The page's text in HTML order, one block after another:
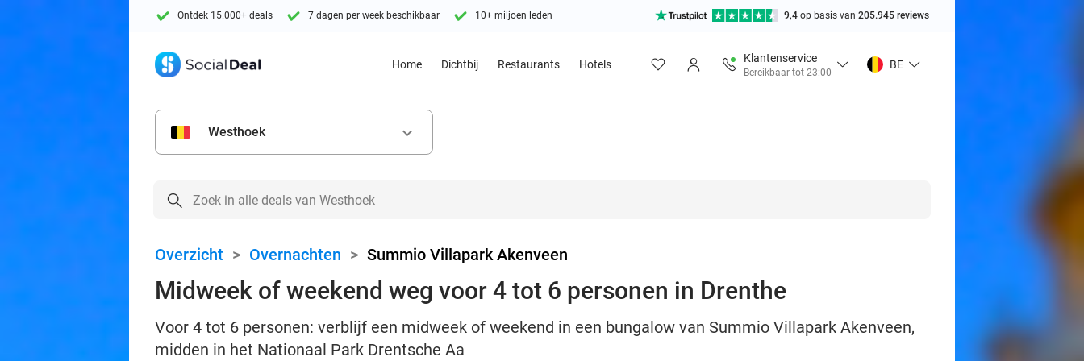
Ontdek 15.000+ deals 7 dagen per week beschikbaar 10+ miljoen leden 9,4 op basis van 205.945 reviews
Home Dichtbij Restaurants Hotels
Klantenservice
Bereikbaar tot 23:00
BE
Westhoek keyboard_arrow_down
Overzicht > Overnachten > Summio Villapark Akenveen
Midweek of weekend weg voor 4 tot 6 personen in Drenthe
Voor 4 tot 6 personen: verblijf een midweek of weekend in een bungalow van Summio Villapark Akenveen,
midden in het Nationaal Park Drentsche Aa